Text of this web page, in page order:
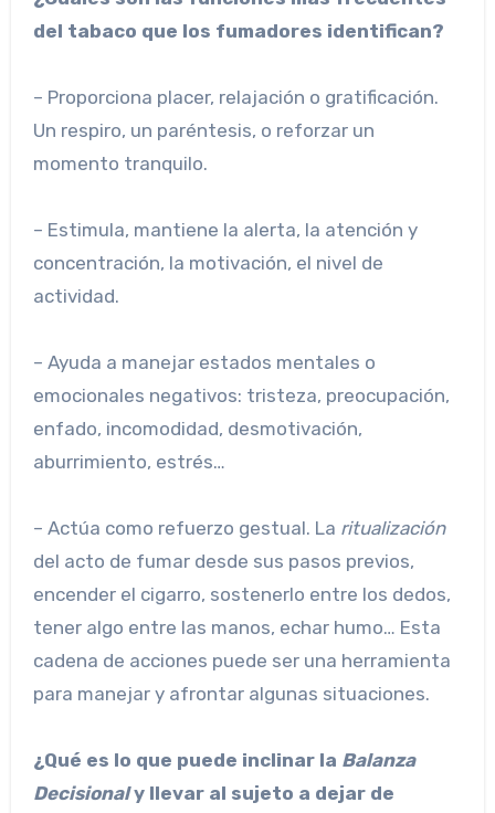
del tabaco que los fumadores identifican?
– Proporciona placer, relajación o gratificación.
Un respiro, un paréntesis, o reforzar un
momento tranquilo.
– Estimula, mantiene la alerta, la atención y
concentración, la motivación, el nivel de
actividad.
– Ayuda a manejar estados mentales o
emocionales negativos: tristeza, preocupación,
enfado, incomodidad, desmotivación,
aburrimiento, estrés…
– Actúa como refuerzo gestual. La ritualización
del acto de fumar desde sus pasos previos,
encender el cigarro, sostenerlo entre los dedos,
tener algo entre las manos, echar humo… Esta
cadena de acciones puede ser una herramienta
para manejar y afrontar algunas situaciones.
¿Qué es lo que puede inclinar la Balanza
Decisionaly llevar al sujeto a dejar de